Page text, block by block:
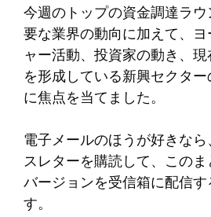
今週のトップの資金調達ラ
要な業界の動向に加えて、
ャー活動、投資家の動き、
を形成している新興セクタ
に焦点を当てました。
電子メールのほうが好きな
スレターを購読して、この
バージョンを受信箱に配信
す。